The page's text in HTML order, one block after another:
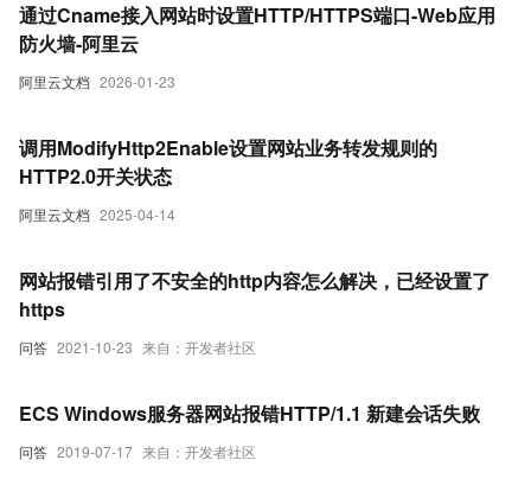
阿里云文档 2026-01-23
通过Cname接入网站时设置HTTP/HTTPS端口-Web应用
防火墙-阿里云
阿里云文档 2025-04-14
调用ModifyHttp2Enable设置网站业务转发规则的
HTTP2.0开关状态
问答 2021-10-23 来自：开发者社区
网站报错引用了不安全的http内容怎么解决，已经设置了
https
问答 2019-07-17 来自：开发者社区
ECS Windows服务器网站报错HTTP/1.1 新建会话失败